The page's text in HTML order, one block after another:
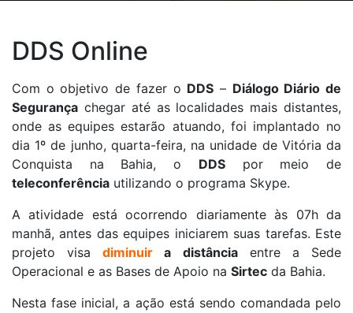
DDS Online
Com o objetivo de fazer o DDS – Diálogo Diário de
Segurança chegar até as localidades mais distantes,
onde as equipes estarão atuando, foi implantado no
dia 1º de junho, quarta-feira, na unidade de Vitória da
Conquista na Bahia, o DDSpor meio de
teleconferência utilizando o programa Skype.
A atividade está ocorrendo diariamente às 07h da
manhã, antes das equipes iniciarem suas tarefas. Este
projeto visadiminuir a distânciaentre a Sede
Operacional e as Bases de Apoio na Sirtec da Bahia.
Nesta fase inicial, a ação está sendo comandada pelo